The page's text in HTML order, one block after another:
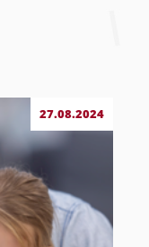
27.08.2024